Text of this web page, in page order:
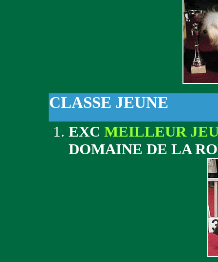
CLASSE JEUNE
EXC MEILLEUR
DOMAINE DE LA